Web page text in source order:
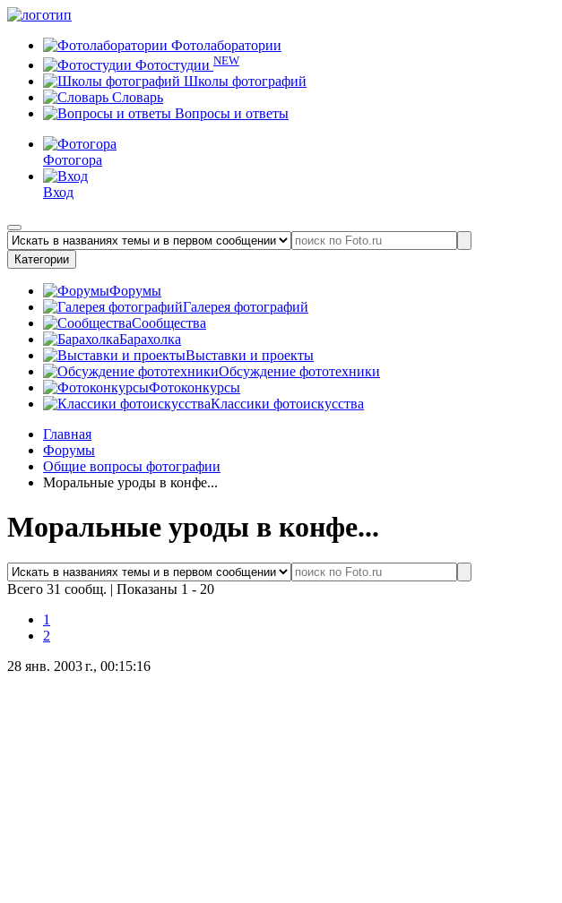
Фотолаборатории
Фотостудии NEW
Школы фотографий
Словарь
Вопросы и ответы
Фотогора
Вход
Категории
Форумы
Галерея фотографий
Сообщества
Барахолка
Выставки и проекты
Обсуждение фототехники
Фотоконкурсы
Классики фотоискусства
Главная
Форумы
Общие вопросы фотографии
Моральные уроды в конфе...
Моральные уроды в конфе...
Всего 31 сообщ. | Показаны 1 - 20
1
2
28 янв. 2003 г., 00:15:16